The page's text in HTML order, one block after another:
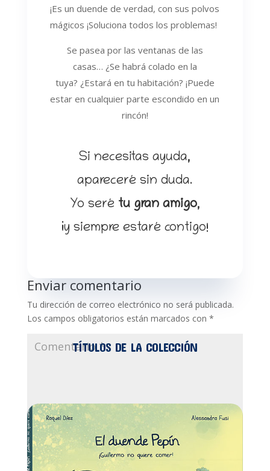
¡Es un duende de verdad, con sus polvos
mágicos ¡Soluciona todos los problemas!
Se pasea por las ventanas de las
casas… ¿Se habrá colado en la
tuya? ¿Estará en tu habitación? ¡Puede
estar en cualquier parte escondido en un
rincón!
Si necesitas ayuda,
apareceré sin duda.
Yo seré tu gran amigo,
¡y siempre estaré contigo!
TÍTULOS DE LA COLECCIÓN
Enviar comentario
Tu dirección de correo electrónico no será publicada.
Los campos obligatorios están marcados con *